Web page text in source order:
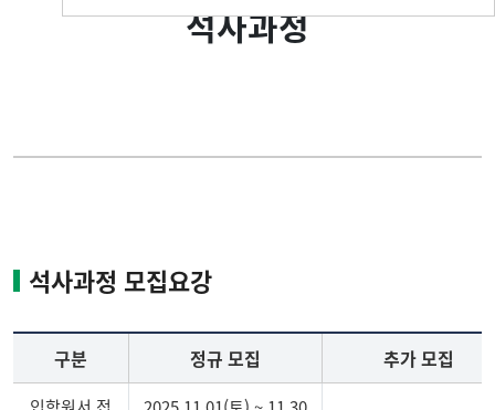
석사과정
석사과정 모집요강
구분 정규 모집 추가 모집